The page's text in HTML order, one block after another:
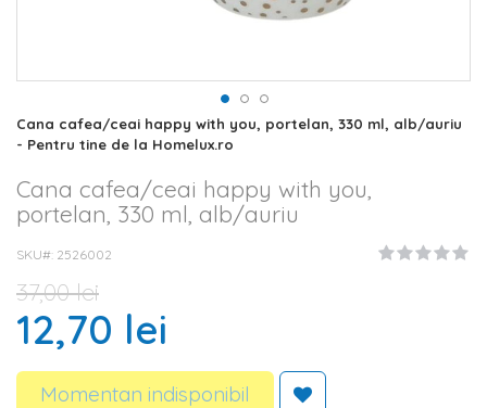
Skip
to
beginning
of
the
gallery
Cana cafea/ceai happy with you, portelan, 330 ml, alb/auriu
- Pentru tine de la Homelux.ro
Cana cafea/ceai happy with you,
portelan, 330 ml, alb/auriu
SKU# 2526002
37,00 lei
12,70 lei
Momentan indisponibil